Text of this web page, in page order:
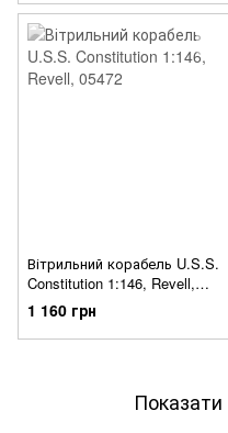
Вітрильний корабель U.S.S.
Constitution 1:146, Revell,
05472
1 160 грн